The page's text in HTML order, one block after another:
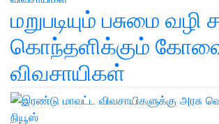
மறுபடியும் பசுமை
கொந்தளிக்கும்
விவசாயிகள்